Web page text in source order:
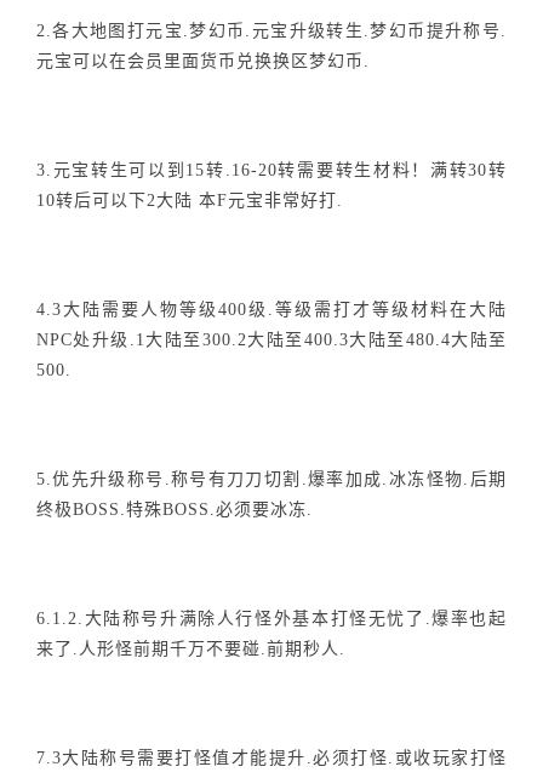
2.各大地图打元宝.梦幻币.元宝升级转生.梦幻币提升称号.
元宝可以在会员里面货币兑换换区梦幻币.
3.元宝转生可以到15转.16-20转需要转生材料！满转30转
10转后可以下2大陆 本F元宝非常好打.
4.3大陆需要人物等级400级.等级需打才等级材料在大陆
NPC处升级.1大陆至300.2大陆至400.3大陆至480.4大陆至
500.
5.优先升级称号.称号有刀刀切割.爆率加成.冰冻怪物.后期
终极BOSS.特殊BOSS.必须要冰冻.
6.1.2.大陆称号升满除人行怪外基本打怪无忧了.爆率也起
来了.人形怪前期千万不要碰.前期秒人.
7.3大陆称号需要打怪值才能提升.必须打怪.或收玩家打怪